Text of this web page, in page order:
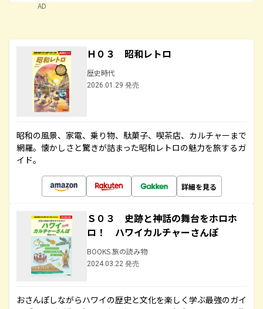
AD
Ｈ０３ 昭和レトロ
歴史時代
2026.01.29 発売
昭和の風景、家電、乗り物、駄菓子、喫茶店、カルチャーまで
網羅。懐かしさと驚きが詰まった昭和レトロの魅力を旅するガ
イド。
詳細を見る
Ｓ０３ 史跡と神話の舞台をホロホ
ロ！ ハワイカルチャーさんぽ
BOOKS 旅の読み物
2024.03.22 発売
おさんぽしながらハワイの歴史と文化を楽しく学ぶ最強のガイ